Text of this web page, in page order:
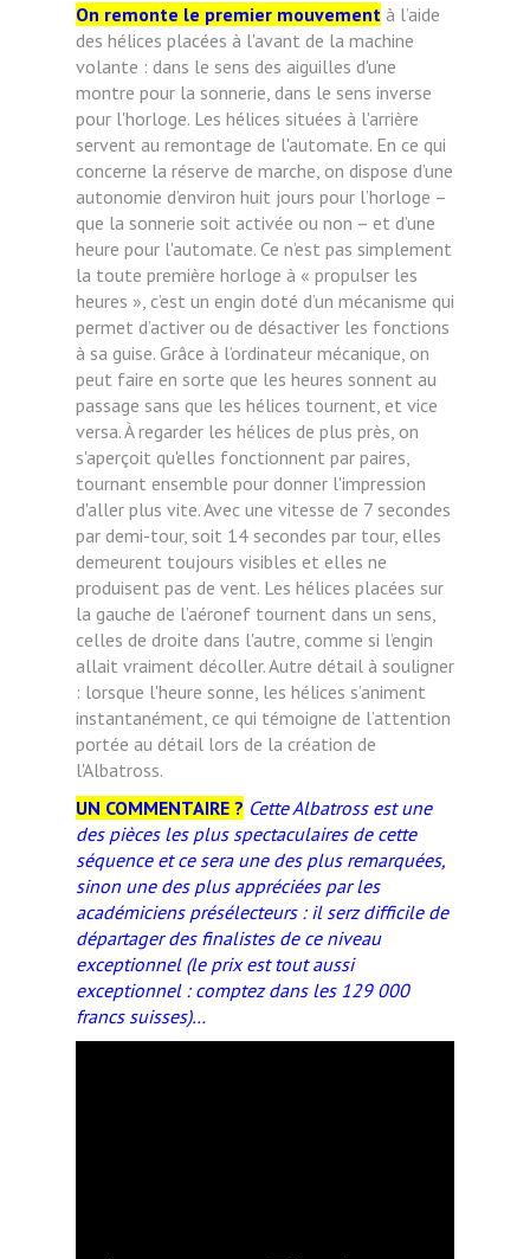
On remonte le premier mouvement à l’aide
des hélices placées à l'avant de la machine
volante : dans le sens des aiguilles d'une
montre pour la sonnerie, dans le sens inverse
pour l'horloge. Les hélices situées à l'arrière
servent au remontage de l'automate. En ce qui
concerne la réserve de marche, on dispose d’une
autonomie d’environ huit jours pour l’horloge –
que la sonnerie soit activée ou non – et d’une
heure pour l'automate. Ce n’est pas simplement
la toute première horloge à « propulser les
heures », c’est un engin doté d’un mécanisme qui
permet d’activer ou de désactiver les fonctions
à sa guise. Grâce à l’ordinateur mécanique, on
peut faire en sorte que les heures sonnent au
passage sans que les hélices tournent, et vice
versa. À regarder les hélices de plus près, on
s'aperçoit qu'elles fonctionnent par paires,
tournant ensemble pour donner l'impression
d'aller plus vite. Avec une vitesse de 7 secondes
par demi-tour, soit 14 secondes par tour, elles
demeurent toujours visibles et elles ne
produisent pas de vent. Les hélices placées sur
la gauche de l’aéronef tournent dans un sens,
celles de droite dans l'autre, comme si l’engin
allait vraiment décoller. Autre détail à souligner
: lorsque l'heure sonne, les hélices s’animent
instantanément, ce qui témoigne de l’attention
portée au détail lors de la création de
l'Albatross.
UN COMMENTAIRE ? Cette Albatross est une
des pièces les plus spectaculaires de cette
séquence et ce sera une des plus remarquées,
sinon une des plus appréciées par les
académiciens présélecteurs : il serz difficile de
départager des finalistes de ce niveau
exceptionnel (le prix est tout aussi
exceptionnel : comptez dans les 129 000
francs suisses)…